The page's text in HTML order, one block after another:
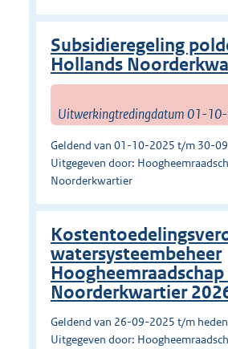
Subsidieregeling
Hollands
Uitwerkingtredingdatum 01-
Geldend van 01-10-2025 t/m 30-
Uitgegeven door:
Noorderkwartier
watersysteembeheer
Noorderkwartier
Geldend van 26-09-2025 t/m heden
Uitgegeven door: